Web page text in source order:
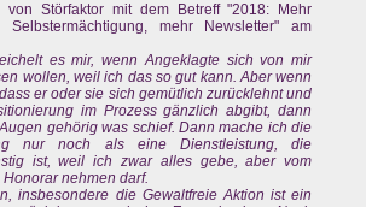
Störfaktor mit dem Betreff "2018: Mehr
Selbstermächtigung, mehr Newsletter" am
es mir, wenn Angeklagte sich von mir
wollen, weil ich das so gut kann. Aber wenn
er oder sie sich gemütlich zurücklehnt und
im Prozess gänzlich abgibt, dann
gehörig was schief. Dann mache ich die
nur noch als eine Dienstleistung, die
ist, weil ich zwar alles gebe, aber vom
nehmen darf.
insbesondere die Gewaltfreie Aktion ist ein